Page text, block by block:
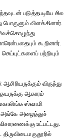
படுத்தபடியே சில
விளக்கினார்.
கூறினார்.
பற்றியும்
விருந்து
ஆகாரம்
ஸ்வாமி
அங்கே அழைத்துச்
உட்பட்டது.